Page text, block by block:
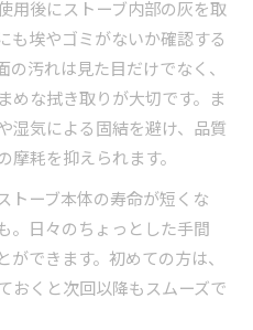
用後にストーブ内部の灰を取
も埃やゴミがないか確認する
汚れは見た目だけでなく、
めな拭き取りが大切です。ま
湿気による固結を避け、品質
耗を抑えられます。
トーブ本体の寿命が短くな
。日々のちょっとした手間
できます。初めての方は、
おくと次回以降もスムーズで